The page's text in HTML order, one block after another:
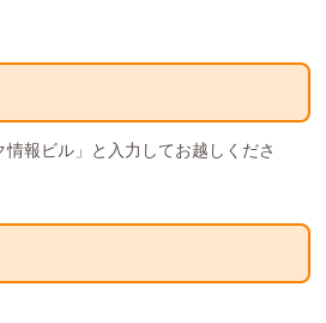
報ビル」と入力してお越しくださ